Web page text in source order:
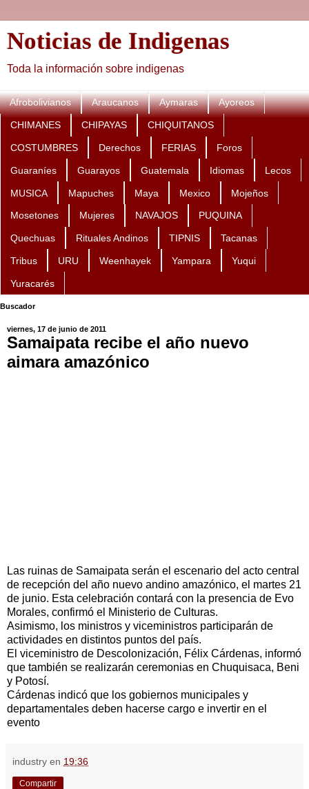
Noticias de Indigenas
Toda la información sobre indigenas
Afrobolivianos Araucanos Aymaras Ayoreos
CHIMANES CHIPAYAS CHIQUITANOS
COSTUMBRES Derechos FERIAS Foros
Guaraníes Guarayos Guatemala Idiomas Lecos
MUSICA Mapuches Maya Mexico Mojeños
Mosetones Mujeres NAVAJOS PUQUINA
Quechuas Rituales Andinos TIPNIS Tacanas
Tribus URU Weenhayek Yampara Yuqui
Yuracarés
Buscador
viernes, 17 de junio de 2011
Samaipata recibe el año nuevo
aimara amazónico
Las ruinas de Samaipata serán el escenario del acto central
de recepción del año nuevo andino amazónico, el martes 21
de junio. Esta celebración contará con la presencia de Evo
Morales, confirmó el Ministerio de Culturas.
Asimismo, los ministros y viceministros participarán de
actividades en distintos puntos del país.
El viceministro de Descolonización, Félix Cárdenas, informó
que también se realizarán ceremonias en Chuquisaca, Beni
y Potosí.
Cárdenas indicó que los gobiernos municipales y
departamentales deben hacerse cargo e invertir en el
evento
industry en 19:36
Compartir